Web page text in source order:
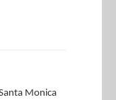
Monica